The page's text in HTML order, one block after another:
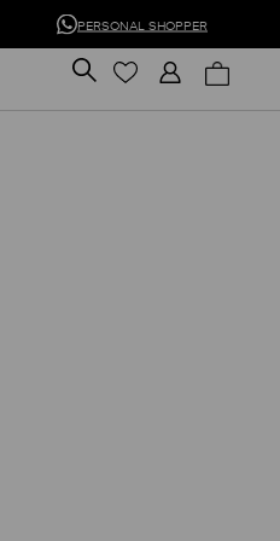
PERSONAL SHOPPER